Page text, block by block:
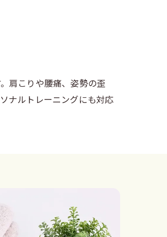
肩こりや腰痛、姿勢の歪
ナルトレーニングにも対応